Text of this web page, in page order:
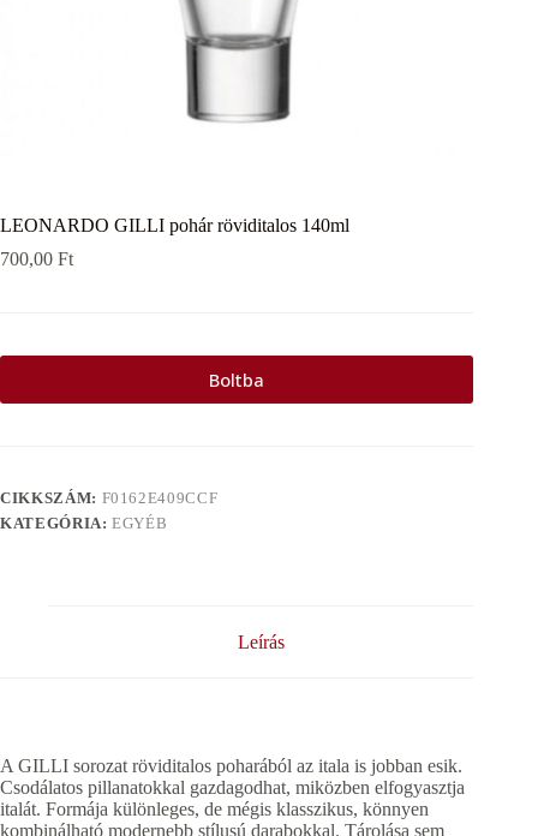
LEONARDO GILLI pohár röviditalos 140ml
700,00 Ft
Boltba
CIKKSZÁM: F0162E409CCF
KATEGÓRIA:EGYÉB
Leírás
A GILLI sorozat röviditalos poharából az itala is jobban esik.
Csodálatos pillanatokkal gazdagodhat, miközben elfogyasztja
italát. Formája különleges, de mégis klasszikus, könnyen
kombinálható modernebb stílusú darabokkal. Tárolása sem